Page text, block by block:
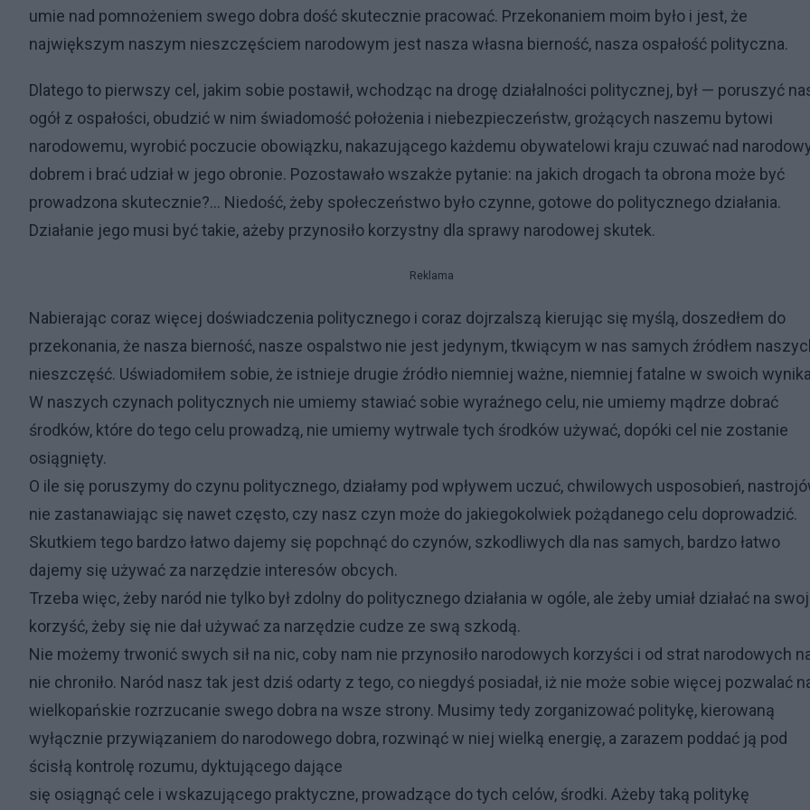
umie nad pomnożeniem swego dobra dość skutecznie pracować. Przekonaniem moim było i jest, że
największym naszym nieszczęściem narodowym jest nasza własna bierność, nasza ospałość polityczna.
Dlatego to pierwszy cel, jakim sobie postawił, wchodząc na drogę działalności politycznej, był — poruszyć
ogół z ospałości, obudzić w nim świadomość położenia i niebezpieczeństw, grożących naszemu bytowi
narodowemu, wyrobić poczucie obowiązku, nakazującego każdemu obywatelowi kraju czuwać nad
dobrem i brać udział w jego obronie. Pozostawało wszakże pytanie: na jakich drogach ta obrona może być
prowadzona skutecznie?... Niedość, żeby społeczeństwo było czynne, gotowe do politycznego działania.
Działanie jego musi być takie, ażeby przynosiło korzystny dla sprawy narodowej skutek.
Reklama
Nabierając coraz więcej doświadczenia politycznego i coraz dojrzalszą kierując się myślą, doszedłem do
przekonania, że nasza bierność, nasze ospalstwo nie jest jedynym, tkwiącym w nas samych źródłem
nieszczęść. Uświadomiłem sobie, że istnieje drugie źródło niemniej ważne, niemniej fatalne w swoich
W naszych czynach politycznych nie umiemy stawiać sobie wyraźnego celu, nie umiemy mądrze dobrać
środków, które do tego celu prowadzą, nie umiemy wytrwale tych środków używać, dopóki cel nie zostanie
osiągnięty.
O ile się poruszymy do czynu politycznego, działamy pod wpływem uczuć, chwilowych usposobień,
nie zastanawiając się nawet często, czy nasz czyn może do jakiegokolwiek pożądanego celu doprowadzić.
Skutkiem tego bardzo łatwo dajemy się popchnąć do czynów, szkodliwych dla nas samych, bardzo łatwo
dajemy się używać za narzędzie interesów obcych.
Trzeba więc, żeby naród nie tylko był zdolny do politycznego działania w ogóle, ale żeby umiał działać na
korzyść, żeby się nie dał używać za narzędzie cudze ze swą szkodą.
Nie możemy trwonić swych sił na nic, coby nam nie przynosiło narodowych korzyści i od strat narodowych
nie chroniło. Naród nasz tak jest dziś odarty z tego, co niegdyś posiadał, iż nie może sobie więcej pozwalać
wielkopańskie rozrzucanie swego dobra na wsze strony. Musimy tedy zorganizować politykę, kierowaną
wyłącznie przywiązaniem do narodowego dobra, rozwinąć w niej wielką energię, a zarazem poddać ją pod
ścisłą kontrolę rozumu, dyktującego dające
się osiągnąć cele i wskazującego praktyczne, prowadzące do tych celów, środki. Ażeby taką politykę